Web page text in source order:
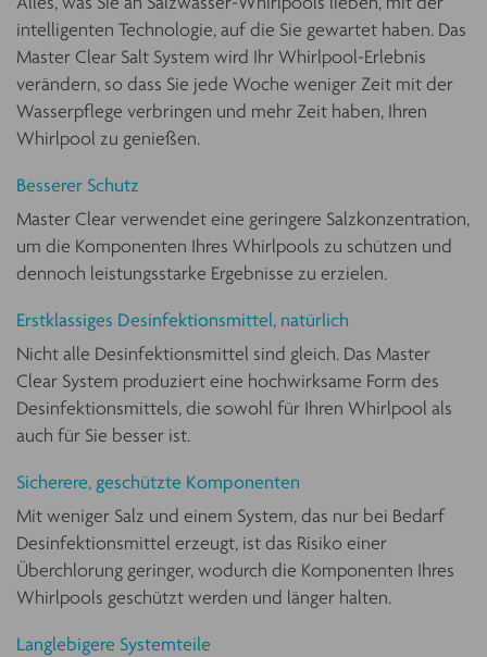
intelligenten Technologie, auf die Sie gewartet haben. Das
Master Clear Salt System wird Ihr Whirlpool-Erlebnis
verändern, so dass Sie jede Woche weniger Zeit mit der
Wasserpflege verbringen und mehr Zeit haben, Ihren
Whirlpool zu genießen.
Besserer Schutz
Master Clear verwendet eine geringere Salzkonzentration,
um die Komponenten Ihres Whirlpools zu schützen und
dennoch leistungsstarke Ergebnisse zu erzielen.
Erstklassiges Desinfektionsmittel, natürlich
Nicht alle Desinfektionsmittel sind gleich. Das Master
Clear System produziert eine hochwirksame Form des
Desinfektionsmittels, die sowohl für Ihren Whirlpool als
auch für Sie besser ist.
Sicherere, geschützte Komponenten
Mit weniger Salz und einem System, das nur bei Bedarf
Desinfektionsmittel erzeugt, ist das Risiko einer
Überchlorung geringer, wodurch die Komponenten Ihres
Whirlpools geschützt werden und länger halten.
Langlebigere Systemteile